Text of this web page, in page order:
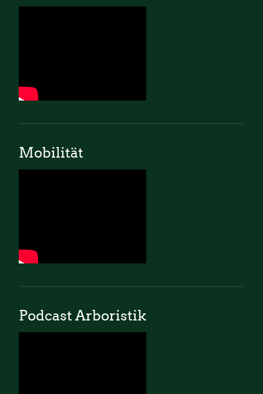
Mobilität
Podcast Arboristik